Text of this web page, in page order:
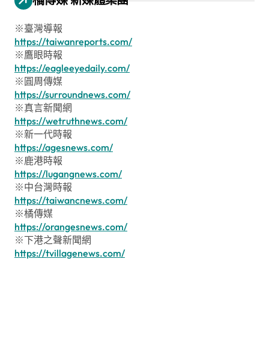
※臺灣導報
https://taiwanreports.com/
※鷹眼時報
https://eagleeyedaily.com/
※圓周傳媒
https://surroundnews.com/
※真言新聞網
https://wetruthnews.com/
※新一代時報
https://agesnews.com/
※鹿港時報
https://lugangnews.com/
※中台灣時報
https://taiwancnews.com/
※橘傳媒
https://orangesnews.com/
※下港之聲新聞網
https://tvillagenews.com/